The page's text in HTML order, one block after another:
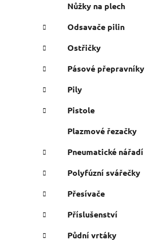
Nůžky na plech
Odsavače pilin
Ostřičky
Pásové přepravníky
Pily
Pistole
Plazmové řezačky
Pneumatické nářadí
Polyfúzní svářečky
Přesívače
Příslušenství
Půdní vrtáky